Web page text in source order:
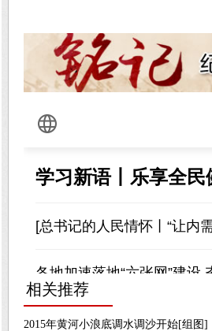
相关推荐
2015年黄河小浪底调水调沙开始[组图]